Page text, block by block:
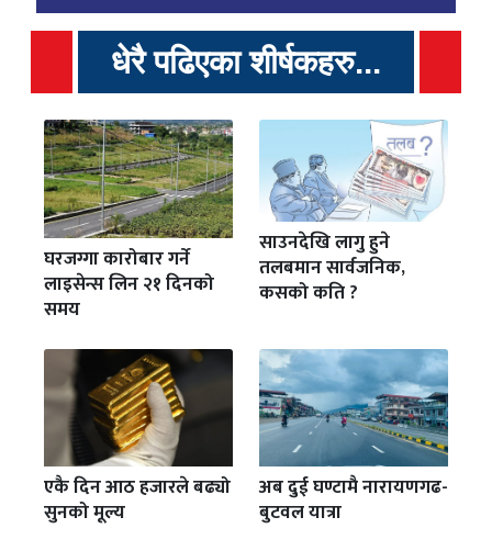
धेरै पढिएका शीर्षकहरु...
घरजग्गा कारोबार गर्ने
लाइसेन्स लिन २१ दिनको
समय
साउनदेखि लागु हुने
तलबमान सार्वजनिक,
कसको कति ?
एकै दिन आठ हजारले बढ्यो
सुनको मूल्य
अब दुई घण्टामै नारायणगढ-
बुटवल यात्रा